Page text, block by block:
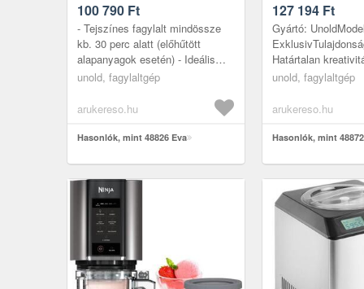
100 790 Ft
- Tejszínes fagylalt mindössze
kb. 30 perc alatt (előhűtött
alapanyagok esetén) - Ideális
vegán, laktózmentes és steviás
unold, fagylaltgép
arukereso.hu
Hasonlók, mint 48826 Eva
127 194 Ft
Gyártó:
Határtalan
különleges, vegán,
fagylaltokat...
unold, fagylaltgép
arukereso.hu
Hasonlók, mint